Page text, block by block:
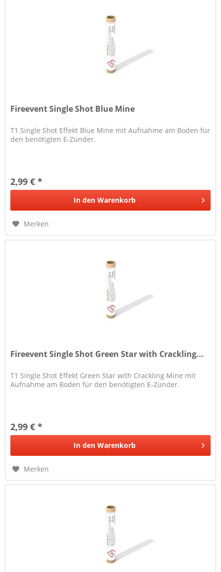
Fireevent Single Shot Blue Mine
T1 Single Shot Effekt Blue Mine mit Aufnahme am Boden für
den benötigten E-Zünder.
2,99 € *
In den Warenkorb
Merken
Fireevent Single Shot Green Star with Crackling...
T1 Single Shot Effekt Green Star with Crackling Mine mit
Aufnahme am Boden für den benötigten E-Zünder.
2,99 € *
In den Warenkorb
Merken